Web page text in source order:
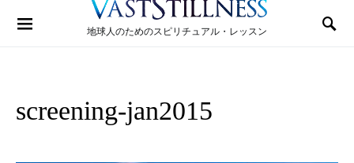
地球人のためのスピリチュアル・レッスン
Search for:
screening-jan2015